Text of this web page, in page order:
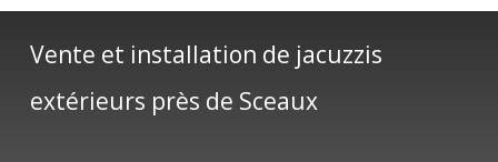
Vente et installation de jacuzzis
extérieurs près de Sceaux